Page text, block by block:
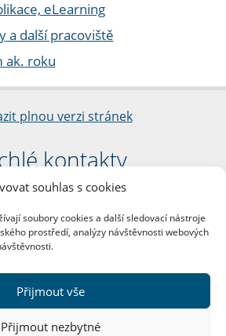
souhlas s cookies
soubory cookies a další sledovací nástroje
prostředí, analýzy návštěvnosti webových
Přijmout vše
Přijmout nezbytné
eLearning
a další pracoviště
ak. roku
plnou verzi stránek
kontakty
fakulta
Jana Palacha 1/2
116 38 Praha 1
DIČ: CZ00216208
Další kontakty